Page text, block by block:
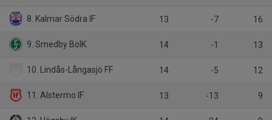
8. Kalmar Södra IF 13 -7 16
9. Smedby BoIK 14 -1 13
10. Lindås-Långasjö FF 14 -5 12
11. Alstermo IF 13 -13 9